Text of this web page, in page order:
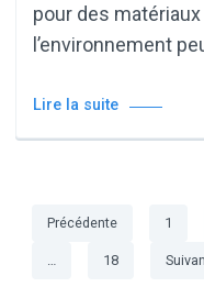
pour des
l’environnement
Lire la suite
Pagination
Précédente Page
1
Page
18